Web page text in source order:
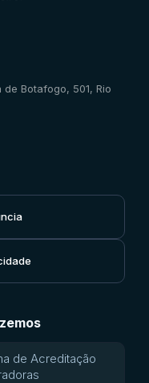
Botafogo, 501, Rio
de Acreditação